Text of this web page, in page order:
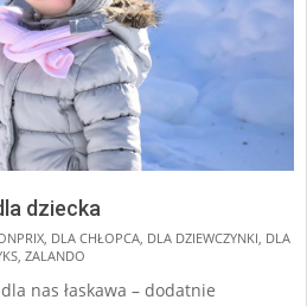
dziecka
, DLA CHŁOPCA, DLA DZIEWCZYNKI, DLA
, ZALANDO
nas łaskawa – dodatnie